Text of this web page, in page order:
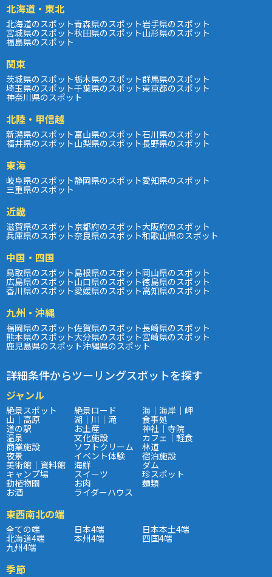
北海道・東北
北海道のスポット青森県のスポット岩手県のスポット
宮城県のスポット秋田県のスポット山形県のスポット
福島県のスポット
関東
茨城県のスポット栃木県のスポット群馬県のスポット
埼玉県のスポット千葉県のスポット東京都のスポット
神奈川県のスポット
北陸・甲信越
新潟県のスポット富山県のスポット石川県のスポット
福井県のスポット山梨県のスポット長野県のスポット
東海
岐阜県のスポット静岡県のスポット愛知県のスポット
三重県のスポット
近畿
滋賀県のスポット京都府のスポット大阪府のスポット
兵庫県のスポット奈良県のスポット和歌山県のスポット
中国・四国
鳥取県のスポット島根県のスポット岡山県のスポット
広島県のスポット山口県のスポット徳島県のスポット
香川県のスポット愛媛県のスポット高知県のスポット
九州・沖縄
福岡県のスポット佐賀県のスポット長崎県のスポット
熊本県のスポット大分県のスポット宮崎県のスポット
鹿児島県のスポット沖縄県のスポット
詳細条件からツーリングスポットを探す
ジャンル
絶景スポット 絶景ロード 海｜海岸｜岬
山｜高原 湖｜川｜滝 食事処
道の駅 お土産 神社｜寺院
温泉 文化施設 カフェ｜軽食
商業施設 ソフトクリーム 林道
夜景 イベント体験 宿泊施設
美術館｜資料館 海鮮 ダム
キャンプ場 スイーツ 珍スポット
動植物園 お肉 麺類
お酒 ライダーハウス
東西南北の端
全ての端 日本4端 日本本土4端
北海道4端 本州4端 四国4端
九州4端
季節